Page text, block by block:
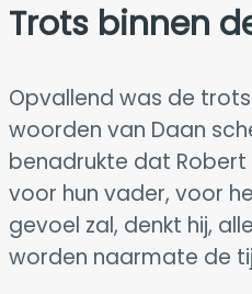
Trots binnen
Opvallend was de
woorden van Daan
benadrukte dat
voor hun vader, voor
gevoel zal, denkt hij,
worden naarmate de